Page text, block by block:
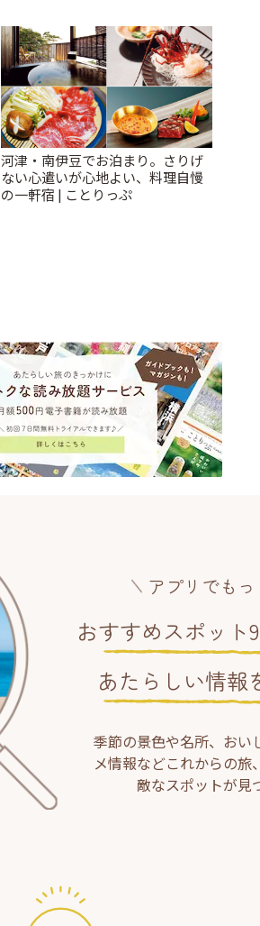
河津・南伊豆でお泊まり。さりげ
ない心遣いが心地よい、料理自慢
の一軒宿 | ことりっぷ
アプリでも
おすすめスポット
あたらしい情報
季節の景色や名所、おい
メ情報などこれからの旅
敵なスポットが見